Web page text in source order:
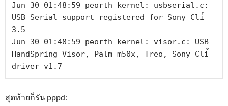
Jun 30 01:48:59 peorth kernel: usbserial.c:
USB Serial support registered for Sony Cli้
3.5
Jun 30 01:48:59 peorth kernel: visor.c: USB
HandSpring Visor, Palm m50x, Treo, Sony Cli้
driver v1.7
สุดท้ายก็รัน pppd: